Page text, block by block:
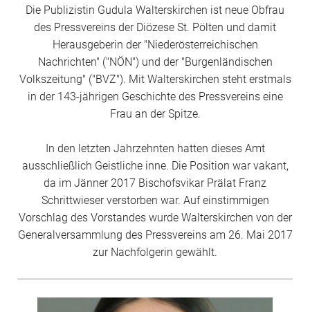
Die Publizistin Gudula Walterskirchen ist neue Obfrau
des Pressvereins der Diözese St. Pölten und damit
Herausgeberin der "Niederösterreichischen
Nachrichten" ("NÖN") und der "Burgenländischen
Volkszeitung" ("BVZ"). Mit Walterskirchen steht erstmals
in der 143-jährigen Geschichte des Pressvereins eine
Frau an der Spitze.
In den letzten Jahrzehnten hatten dieses Amt
ausschließlich Geistliche inne. Die Position war vakant,
da im Jänner 2017 Bischofsvikar Prälat Franz
Schrittwieser verstorben war. Auf einstimmigen
Vorschlag des Vorstandes wurde Walterskirchen von der
Generalversammlung des Pressvereins am 26. Mai 2017
zur Nachfolgerin gewählt.